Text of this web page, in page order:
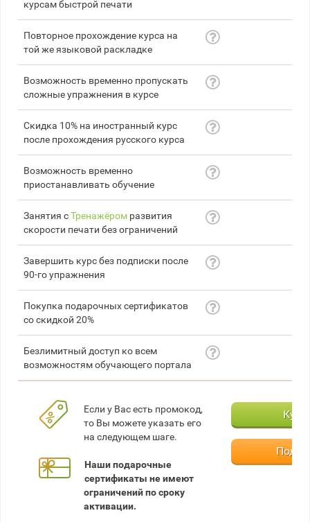
Если у Вас есть промокод,
то Вы можете указать его
на следующем шаге.
Наши подарочные
сертификаты не имеют
ограничений по сроку
активации.
курсам быстрой печати
Повторное прохождение курса на
той же языковой раскладке
Возможность временно пропускать
сложные упражнения в курсе
Скидка 10% на иностранный курс
после прохождения русского курса
Возможность временно
приостанавливать обучение
Занятия сТренажёром развития
скорости печати без ограничений
Завершить курс без подписки после
90-го упражнения
Покупка подарочных сертификатов
со скидкой 20%
Безлимитный доступ ко всем
возможностям обучающего портала